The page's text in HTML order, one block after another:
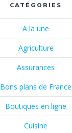
CATÉGORIES
A la une
Agriculture
Assurances
Bons plans de France
Boutiques en ligne
Cuisine